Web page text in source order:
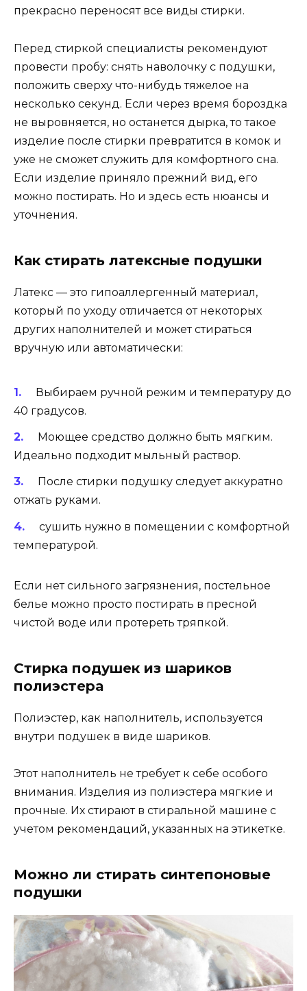
прекрасно переносят все виды стирки.
Перед стиркой специалисты рекомендуют
провести пробу: снять наволочку с подушки,
положить сверху что-нибудь тяжелое на
несколько секунд. Если через время бороздка
не выровняется, но останется дырка, то такое
изделие после стирки превратится в комок и
уже не сможет служить для комфортного сна.
Если изделие приняло прежний вид, его
можно постирать. Но и здесь есть нюансы и
уточнения.
Как стирать латексные подушки
Латекс — это гипоаллергенный материал,
который по уходу отличается от некоторых
других наполнителей и может стираться
вручную или автоматически:
Выбираем ручной режим и температуру до
40 градусов.
Моющее средство должно быть мягким.
Идеально подходит мыльный раствор.
После стирки подушку следует аккуратно
отжать руками.
сушить нужно в помещении с комфортной
температурой.
Если нет сильного загрязнения, постельное
белье можно просто постирать в пресной
чистой воде или протереть тряпкой.
Стирка подушек из шариков
полиэстера
Полиэстер, как наполнитель, используется
внутри подушек в виде шариков.
Этот наполнитель не требует к себе особого
внимания. Изделия из полиэстера мягкие и
прочные. Их стирают в стиральной машине с
учетом рекомендаций, указанных на этикетке.
Можно ли стирать синтепоновые
подушки